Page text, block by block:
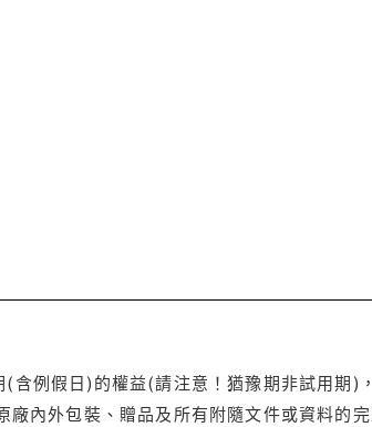
例假日)的權益(請注意！猶豫期非試用期)
內外包裝、贈品及所有附隨文件或資料的完